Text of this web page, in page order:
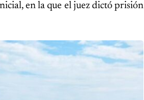
en la que el juez dictó prisión